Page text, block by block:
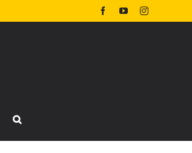
FacebookYouTubeInstagram